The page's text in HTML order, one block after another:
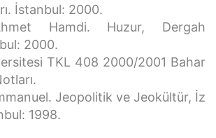
İstanbul: 2000.
Hamdi. Huzur, Dergah
2000.
TKL 408 2000/2001 Bahar
Jeopolitik ve Jeokültür, İz
1998.